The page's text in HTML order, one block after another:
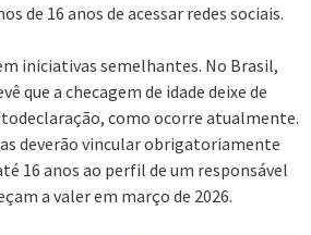
de 16 anos de acessar redes sociais.
iniciativas semelhantes. No Brasil,
que a checagem de idade deixe de
como ocorre atualmente.
deverão vincular obrigatoriamente
16 anos ao perfil de um responsável
a valer em março de 2026.